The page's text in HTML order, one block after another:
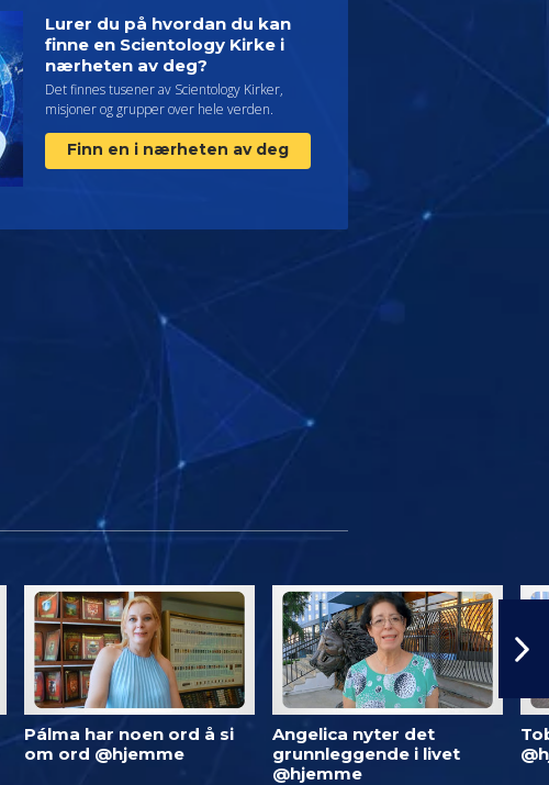
Lurer du på hvordan du kan
finne en Scientology Kirke i
nærheten av deg?
Det finnes tusener av Scientology Kirker,
misjoner og grupper over hele verden.
Finn en i nærheten av deg
Pálma har noen ord å si
om ord @hjemme
Angelica nyter det
grunnleggende i livet
@hjemme